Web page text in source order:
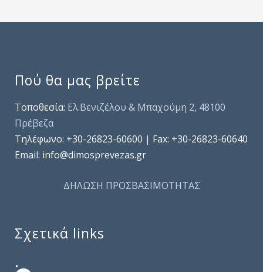
Πού θα μας βρείτε
Τοποθεσία: Ελ.Βενιζέλου & Μπαχούμη 2, 48100
Πρέβεζα
Τηλέφωνo: +30-26823-60600 | Fax: +30-26823-60640
Email: info@dimosprevezas.gr
ΔΗΛΩΣΗ ΠΡΟΣΒΑΣΙΜΟΤΗΤΑΣ
Σχετικά links
.